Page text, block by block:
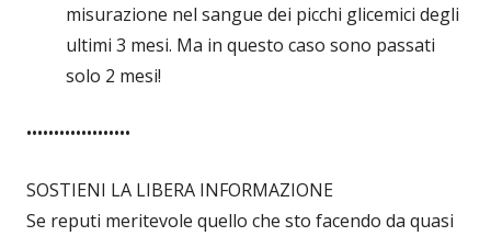
misurazione nel sangue dei picchi glicemici degli
ultimi 3 mesi. Ma in questo caso sono passati
solo 2 mesi!
•••••••••••••••••••
SOSTIENI LA LIBERA INFORMAZIONE
Se reputi meritevole quello che sto facendo da quasi